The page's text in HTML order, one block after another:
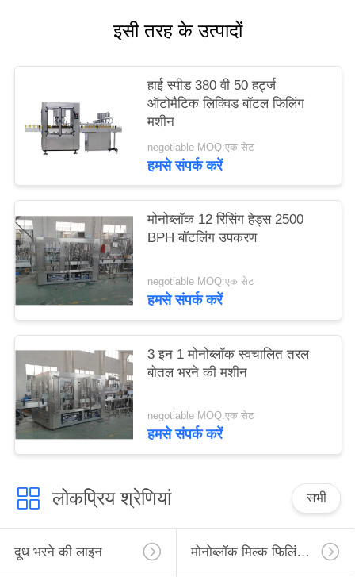
इसी तरह के उत्पादों
हाई स्पीड 380 वी 50 हर्ट्ज
ऑटोमैटिक लिक्विड बॉटल फिलिंग
मशीन
negotiable MOQ:एक सेट
हमसे संपर्क करें
मोनोब्लॉक 12 रिंसिंग हेड्स 2500
BPH बॉटलिंग उपकरण
negotiable MOQ:एक सेट
हमसे संपर्क करें
3 इन 1 मोनोब्लॉक स्वचालित तरल
बोतल भरने की मशीन
negotiable MOQ:एक सेट
हमसे संपर्क करें
लोकप्रिय श्रेणियां सभी
दूध भरने की लाइन मोनोब्लॉक मिल्क फिलिंग लाइन